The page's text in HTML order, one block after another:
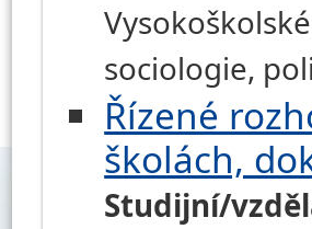
sociologie,
Řízené
školách,
Studijní/